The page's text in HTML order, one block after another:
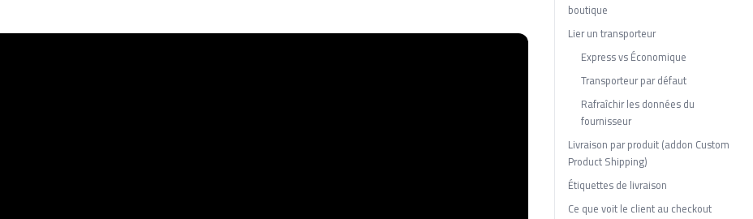
boutique
Lier un transporteur
Express vs Économique
Transporteur par défaut
Rafraîchir les données du
fournisseur
Livraison par produit (addon Custom
Product Shipping)
Étiquettes de livraison
Ce que voit le client au checkout